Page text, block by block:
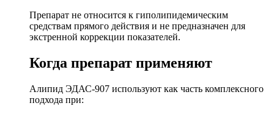
Препарат не относится к гиполипидемическим
средствам прямого действия и не предназначен для
экстренной коррекции показателей.
Когда препарат применяют
Алипид ЭДАС-907 используют как часть комплексного
подхода при: